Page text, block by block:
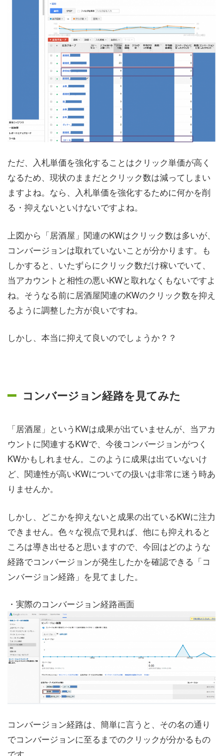
ただ、入札単価を強化することはクリック単価が高く
なるため、現状のままだとクリック数は減ってしまい
ますよね。なら、入札単価を強化するために何かを削
る・抑えないといけないですよね。
上図から「居酒屋」関連のKWはクリック数は多いが、
コンバージョンは取れていないことが分かります。も
しかすると、いたずらにクリック数だけ稼いでいて、
当アカウントと相性の悪いKWと取れなくもないですよ
ね。そうなる前に居酒屋関連のKWのクリック数を抑え
るように調整した方が良いですね。
しかし、本当に抑えて良いのでしょうか？？
コンバージョン経路を見てみた
「居酒屋」というKWは成果が出ていませんが、当アカ
ウントに関連するKWで、今後コンバージョンがつく
KWかもしれません。このように成果は出ていないけ
ど、関連性が高いKWについての扱いは非常に迷う時あ
りませんか。
しかし、どこかを抑えないと成果の出ているKWに注力
できません。色々な視点で見れば、他にも抑えれると
ころは導き出せると思いますので、今回はどのような
経路でコンバージョンが発生したかを確認できる「コ
ンバージョン経路」を見てました。
・実際のコンバージョン経路画面
コンバージョン経路は、簡単に言うと、その名の通り
でコンバージョンに至るまでのクリックが分かるもの